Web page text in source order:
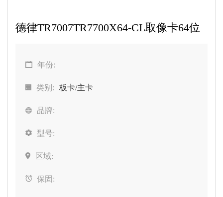
德律TR7007TR7700X64-CL取像卡64位
年份:
类别: 板卡/主卡
品牌:
型号:
区域:
保固: